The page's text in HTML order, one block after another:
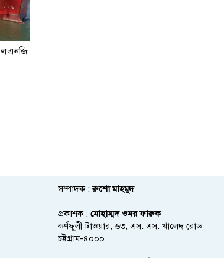
সম্পাদক :রুশো মাহমুদ
প্রকাশক : মোহাম্মদ ওমর ফারুক
কর্ণফুলী টাওয়ার, ৬৩, এস. এস. খালেদ রোড
চট্টগ্রাম-৪০০০